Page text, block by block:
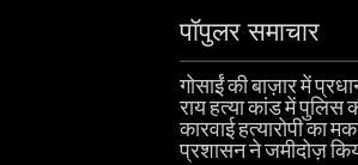
पॉपुलर समाचार
गोसाईं की बाज़ार में
राय हत्या कांड में पुलिस
कारवाई हत्यारोपी का
प्रशासन ने जमीदोज़